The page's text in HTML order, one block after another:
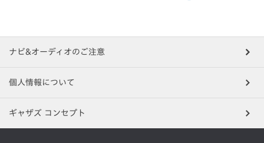
ナビ&オーディオのご注意
個人情報について
ギャザズ コンセプト